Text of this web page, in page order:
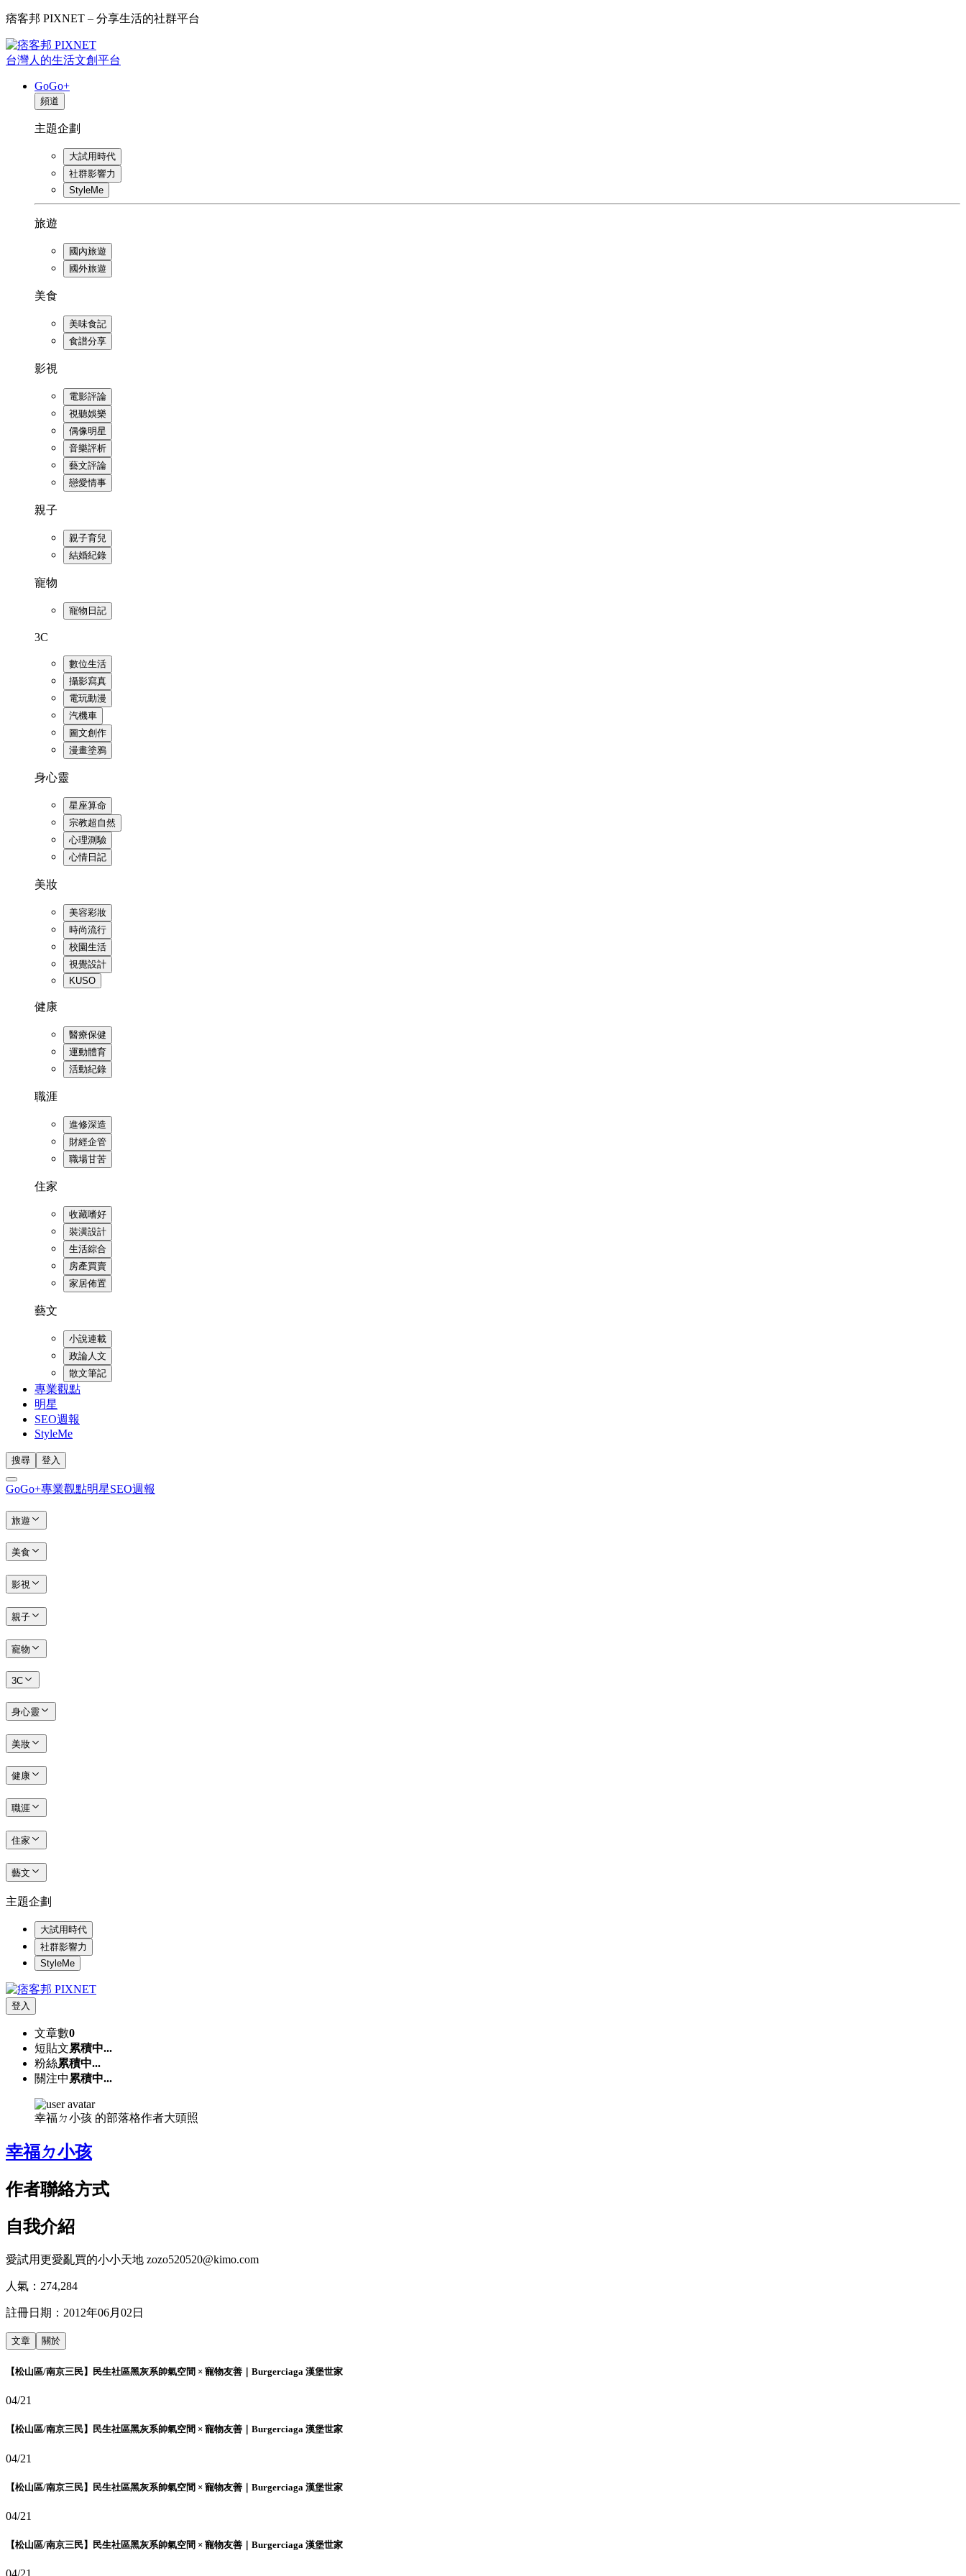
痞客邦 PIXNET – 分享生活的社群平台
台灣人的生活文創平台
GoGo+
頻道
主題企劃
大試用時代
社群影響力
StyleMe
旅遊
國內旅遊
國外旅遊
美食
美味食記
食譜分享
影視
電影評論
視聽娛樂
偶像明星
音樂評析
藝文評論
戀愛情事
親子
親子育兒
結婚紀錄
寵物
寵物日記
3C
數位生活
攝影寫真
電玩動漫
汽機車
圖文創作
漫畫塗鴉
身心靈
星座算命
宗教超自然
心理測驗
心情日記
美妝
美容彩妝
時尚流行
校園生活
視覺設計
KUSO
健康
醫療保健
運動體育
活動紀錄
職涯
進修深造
財經企管
職場甘苦
住家
收藏嗜好
裝潢設計
生活綜合
房產買賣
家居佈置
藝文
小說連載
政論人文
散文筆記
專業觀點
明星
SEO週報
StyleMe
搜尋 登入
GoGo+專業觀點明星SEO週報
旅遊
美食
影視
親子
寵物
3C
身心靈
美妝
健康
職涯
住家
藝文
主題企劃
大試用時代
社群影響力
StyleMe
登入
文章數0
短貼文累積中...
粉絲累積中...
關注中 累積中...
幸福ㄉ小孩 的部落格作者大頭照
幸福ㄉ小孩
作者聯絡方式
自我介紹
愛試用更愛亂買的小小天地 zozo520520@kimo.com
人氣： 274,284
註冊日期： 2012年06月02日
文章 關於
【松山區/南京三民】民生社區黑灰系帥氣空間 × 寵物友善｜Burgerciaga 漢堡世家
04/21
【松山區/南京三民】民生社區黑灰系帥氣空間 × 寵物友善｜Burgerciaga 漢堡世家
04/21
【松山區/南京三民】民生社區黑灰系帥氣空間 × 寵物友善｜Burgerciaga 漢堡世家
04/21
【松山區/南京三民】民生社區黑灰系帥氣空間 × 寵物友善｜Burgerciaga 漢堡世家